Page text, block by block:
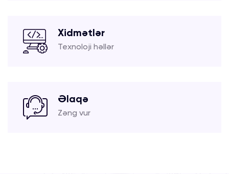
Xidmətlər
Texnoloji həllər
Əlaqə
Zəng vur